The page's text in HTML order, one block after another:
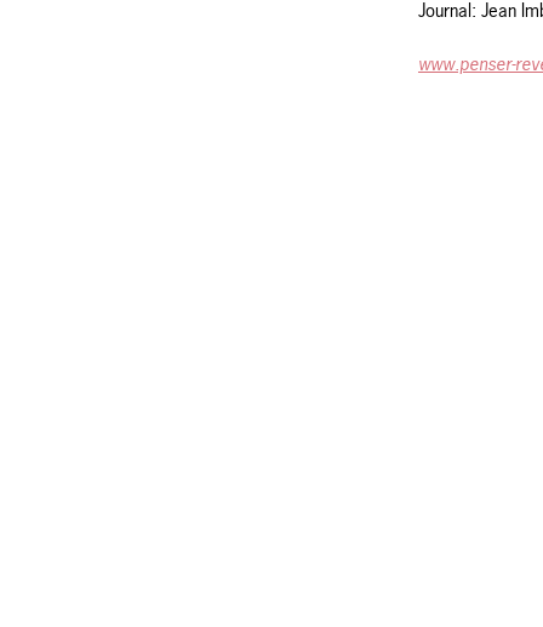
Journal: Jean
www.penser-